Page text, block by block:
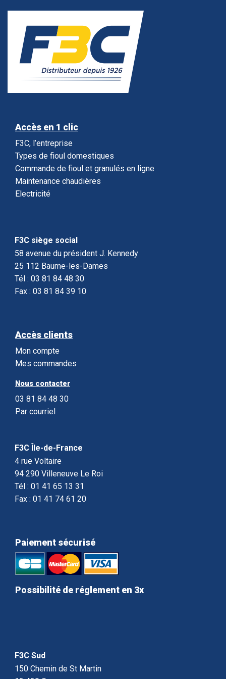
Accès en 1 clic
F3C, l’entreprise
Types de fioul domestiques
Commande de fioul et granulés en ligne
Maintenance chaudières
Electricité
F3C siège social
58 avenue du président J. Kennedy
25 112 Baume-les-Dames
Tél : 03 81 84 48 30
Fax : 03 81 84 39 10
Accès clients
Mon compte
Mes commandes
Nous contacter
03 81 84 48 30
Par courriel
F3C Île-de-France
4 rue Voltaire
94 290 Villeneuve Le Roi
Tél : 01 41 65 13 31
Fax : 01 41 74 61 20
Paiement sécurisé
Possibilité de réglement en 3x
F3C Sud
150 Chemin de St Martin